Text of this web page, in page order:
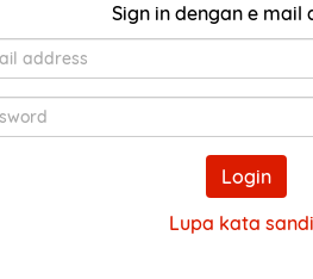
Sign in dengan e mail
Mail
Sandi
Login
Lupa kata